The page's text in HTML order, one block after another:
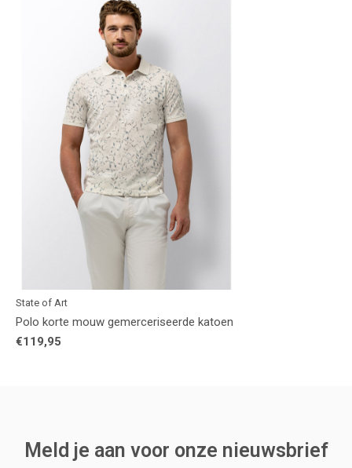
State of Art
Polo korte mouw gemerceriseerde katoen
€119,95
Meld je aan voor onze nieuwsbrief